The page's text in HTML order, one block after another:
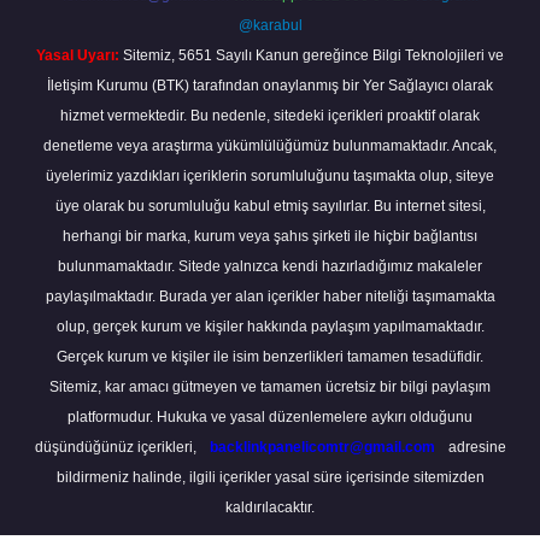
@karabul
Yasal Uyarı: Sitemiz, 5651 Sayılı Kanun gereğince Bilgi Teknolojileri ve
İletişim Kurumu (BTK) tarafından onaylanmış bir Yer Sağlayıcı olarak
hizmet vermektedir. Bu nedenle, sitedeki içerikleri proaktif olarak
denetleme veya araştırma yükümlülüğümüz bulunmamaktadır. Ancak,
üyelerimiz yazdıkları içeriklerin sorumluluğunu taşımakta olup, siteye
üye olarak bu sorumluluğu kabul etmiş sayılırlar. Bu internet sitesi,
herhangi bir marka, kurum veya şahıs şirketi ile hiçbir bağlantısı
bulunmamaktadır. Sitede yalnızca kendi hazırladığımız makaleler
paylaşılmaktadır. Burada yer alan içerikler haber niteliği taşımamakta
olup, gerçek kurum ve kişiler hakkında paylaşım yapılmamaktadır.
Gerçek kurum ve kişiler ile isim benzerlikleri tamamen tesadüfidir.
Sitemiz, kar amacı gütmeyen ve tamamen ücretsiz bir bilgi paylaşım
platformudur. Hukuka ve yasal düzenlemelere aykırı olduğunu
düşündüğünüz içerikleri,
backlinkpanelicomtr@gmail.com
adresine
bildirmeniz halinde, ilgili içerikler yasal süre içerisinde sitemizden
kaldırılacaktır.